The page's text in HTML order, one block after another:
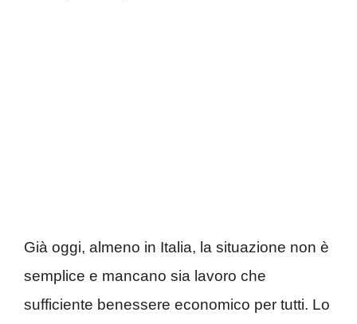
Già oggi, almeno in Italia, la situazione non è
semplice e mancano sia lavoro che
sufficiente benessere economico per tutti. Lo